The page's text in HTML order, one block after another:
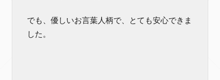
でも、優しいお言葉人柄で、とても安心できま
した。